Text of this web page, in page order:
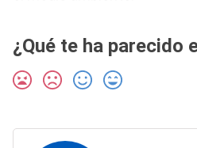
¿Qué te ha parecido